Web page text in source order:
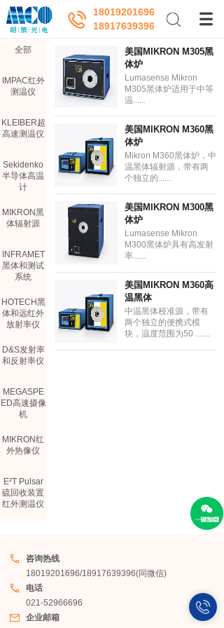
18917639396
18019201696
全部
IMPAC红外
测温仪
KLEIBER超
高速测温仪
Sekidenko
半导体高温
计
MIKRON黑
体辐射源
INFRAMET
黑体和测试
系统
HOTECH黑
体和远红外
放射率仪
D&S发射率
和反射率仪
MEGASPE
ED高速摄像
机
MIKRON红
外热像仪
E²T Pulsar
硫回收装置
红外测温仪
TELOPS制
冷型热像仪
美国MIKRON M305黑
体炉
Lumasense Mikron
M305黑体炉适用于中等
温......
美国MIKRON M360黑
体炉
Mikron M360黑体炉，中
温黑体辐射源，带有两
个独立的......
美国MIKRON M300黑
体炉
Lumasense Mikron
M300黑体炉具有高发射
率......
美国MIKRON M360高
温黑体
中温黑体校准源，带有
两个独立的便携式模
块，温度范围为50 .......
咨询热线
18019201696/18917639396(同微信)
电话
021-52966696
企业邮箱